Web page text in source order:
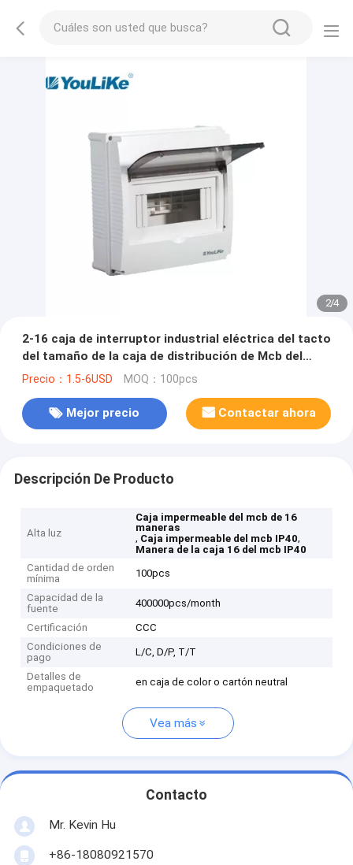
2/4
2-16 caja de interruptor industrial eléctrica del tacto
del tamaño de la caja de distribución de Mcb del
impermeable de la manera IP40
Precio：1.5-6USD MOQ：100pcs
Mejor precio Contactar ahora
Descripción De Producto
Alta luz
Caja impermeable del mcb de 16
maneras
, Caja impermeable del mcb IP40,
Manera de la caja 16 del mcb IP40
Cantidad de orden
mínima
100pcs
Capacidad de la
fuente
400000pcs/month
Certificación
CCC
Condiciones de
pago
L/C, D/P, T/T
Detalles de
empaquetado
en caja de color o cartón neutral
Vea más
Contacto
Mr. Kevin Hu
+86-18080921570